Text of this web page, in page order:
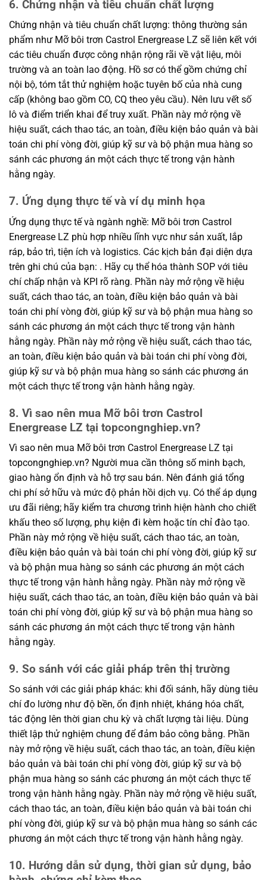
6. Chứng nhận và tiêu chuẩn chất lượng
Chứng nhận và tiêu chuẩn chất lượng: thông thường sản
phẩm như Mỡ bôi trơn Castrol Energrease LZ sẽ liên kết với
các tiêu chuẩn được công nhận rộng rãi về vật liệu, môi
trường và an toàn lao động. Hồ sơ có thể gồm chứng chỉ
nội bộ, tóm tắt thử nghiệm hoặc tuyên bố của nhà cung
cấp (không bao gồm CO, CQ theo yêu cầu). Nên lưu vết số
lô và điểm triển khai để truy xuất. Phần này mở rộng về
hiệu suất, cách thao tác, an toàn, điều kiện bảo quản và bài
toán chi phí vòng đời, giúp kỹ sư và bộ phận mua hàng so
sánh các phương án một cách thực tế trong vận hành
hằng ngày.
7. Ứng dụng thực tế và ví dụ minh họa
Ứng dụng thực tế và ngành nghề: Mỡ bôi trơn Castrol
Energrease LZ phù hợp nhiều lĩnh vực như sản xuất, lắp
ráp, bảo trì, tiện ích và logistics. Các kịch bản đại diện dựa
trên ghi chú của bạn: . Hãy cụ thể hóa thành SOP với tiêu
chí chấp nhận và KPI rõ ràng. Phần này mở rộng về hiệu
suất, cách thao tác, an toàn, điều kiện bảo quản và bài
toán chi phí vòng đời, giúp kỹ sư và bộ phận mua hàng so
sánh các phương án một cách thực tế trong vận hành
hằng ngày. Phần này mở rộng về hiệu suất, cách thao tác,
an toàn, điều kiện bảo quản và bài toán chi phí vòng đời,
giúp kỹ sư và bộ phận mua hàng so sánh các phương án
một cách thực tế trong vận hành hằng ngày.
8. Vì sao nên mua Mỡ bôi trơn Castrol
Energrease LZ tại topcongnghiep.vn?
Vì sao nên mua Mỡ bôi trơn Castrol Energrease LZ tại
topcongnghiep.vn? Người mua cần thông số minh bạch,
giao hàng ổn định và hỗ trợ sau bán. Nên đánh giá tổng
chi phí sở hữu và mức độ phản hồi dịch vụ. Có thể áp dụng
ưu đãi riêng; hãy kiểm tra chương trình hiện hành cho chiết
khấu theo số lượng, phụ kiện đi kèm hoặc tín chỉ đào tạo.
Phần này mở rộng về hiệu suất, cách thao tác, an toàn,
điều kiện bảo quản và bài toán chi phí vòng đời, giúp kỹ sư
và bộ phận mua hàng so sánh các phương án một cách
thực tế trong vận hành hằng ngày. Phần này mở rộng về
hiệu suất, cách thao tác, an toàn, điều kiện bảo quản và bài
toán chi phí vòng đời, giúp kỹ sư và bộ phận mua hàng so
sánh các phương án một cách thực tế trong vận hành
hằng ngày.
9. So sánh với các giải pháp trên thị trường
So sánh với các giải pháp khác: khi đối sánh, hãy dùng tiêu
chí đo lường như độ bền, ổn định nhiệt, kháng hóa chất,
tác động lên thời gian chu kỳ và chất lượng tài liệu. Dùng
thiết lập thử nghiệm chung để đảm bảo công bằng. Phần
này mở rộng về hiệu suất, cách thao tác, an toàn, điều kiện
bảo quản và bài toán chi phí vòng đời, giúp kỹ sư và bộ
phận mua hàng so sánh các phương án một cách thực tế
trong vận hành hằng ngày. Phần này mở rộng về hiệu suất,
cách thao tác, an toàn, điều kiện bảo quản và bài toán chi
phí vòng đời, giúp kỹ sư và bộ phận mua hàng so sánh các
phương án một cách thực tế trong vận hành hằng ngày.
10. Hướng dẫn sử dụng, thời gian sử dụng, bảo